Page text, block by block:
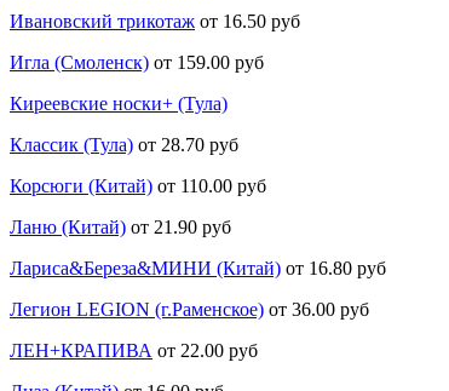
Ивановский трикотаж от 16.50 руб
Игла (Смоленск) от 159.00 руб
Киреевские носки+ (Тула)
Классик (Тула) от 28.70 руб
Корсюги (Китай) от 110.00 руб
Ланю (Китай) от 21.90 руб
Лариса&Береза&МИНИ (Китай) от 16.80 руб
Легион LEGION (г.Раменское) от 36.00 руб
ЛЕН+КРАПИВА от 22.00 руб